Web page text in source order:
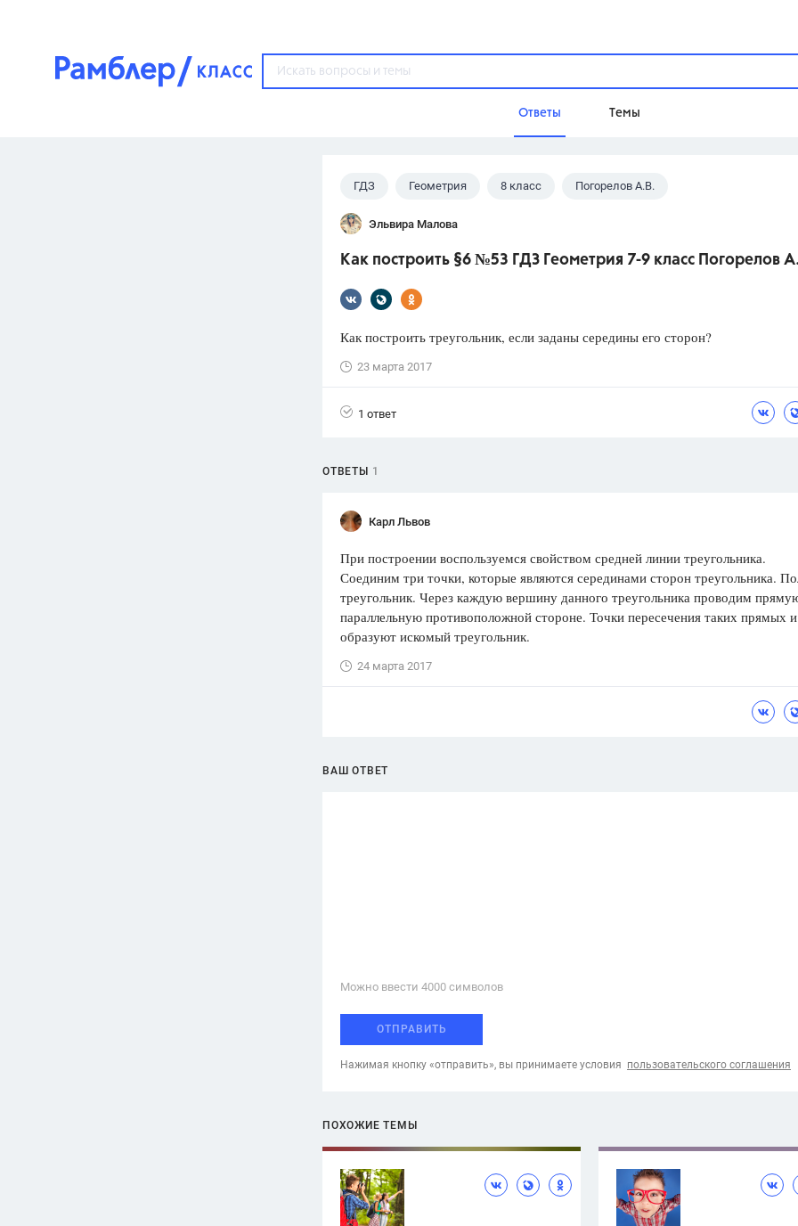
Ответы Темы
Популярные темы
ГДЗ
3273 ответа
3460 ответов
Олимпиады
Spotlight
ГИА
ответов
Домашнее задание
Школа
Цыбулько И.П.,
ГДЗ Геометрия 8 класс Погорелов А.В.
Эльвира Малова
Как построить §6 №53 ГДЗ Геометрия 7-9 класс Погорелов
Как построить треугольник, если заданы середины его сторон?
23 марта 2017
1 ответ
ОТВЕТЫ 1
Карл Львов
При построении воспользуемся свойством средней линии треугольника.
Соединим три точки, которые являются серединами сторон треугольника.
треугольник. Через каждую вершину данного треугольника проводим
параллельную противоположной стороне. Точки пересечения таких прямых и
образуют искомый треугольник.
24 марта 2017
ВАШ ОТВЕТ
Можно ввести 4000 cимволов
ОТПРАВИТЬ
Нажимая кнопку «отправить», вы принимаете условия пользовательского соглашения
ПОХОЖИЕ ТЕМЫ